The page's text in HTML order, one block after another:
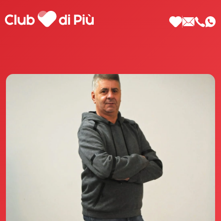
Scopri Club di Più
Le testimonianze Club di Più
La fondatrice Valeria Pilla
Annunci Donne
Agenzia matrimoniale Club di Più